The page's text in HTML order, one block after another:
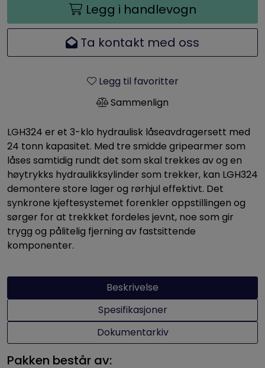
Legg i handlevogn
Ta kontakt med oss
Legg til favoritter
Sammenlign
LGH324 er et 3-klo hydraulisk låseavdragersett med
24 tonn kapasitet. Med tre smidde gripearmer som
låses samtidig rundt det som skal trekkes av og en
høytrykks hydraulikksylinder som trekker, kan LGH324
demontere store lager og rørhjul effektivt. Det
synkrone kjeftesystemet forenkler oppstillingen og
sørger for at trekkket fordeles jevnt, noe som gir
trygg og pålitelig fjerning av fastsittende
komponenter.
Beskrivelse
Spesifikasjoner
Dokumentarkiv
Pakken består av: